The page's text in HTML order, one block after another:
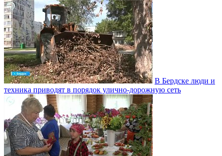
В Бердске люди и
техника приводят в порядок улично‑дорожную сеть